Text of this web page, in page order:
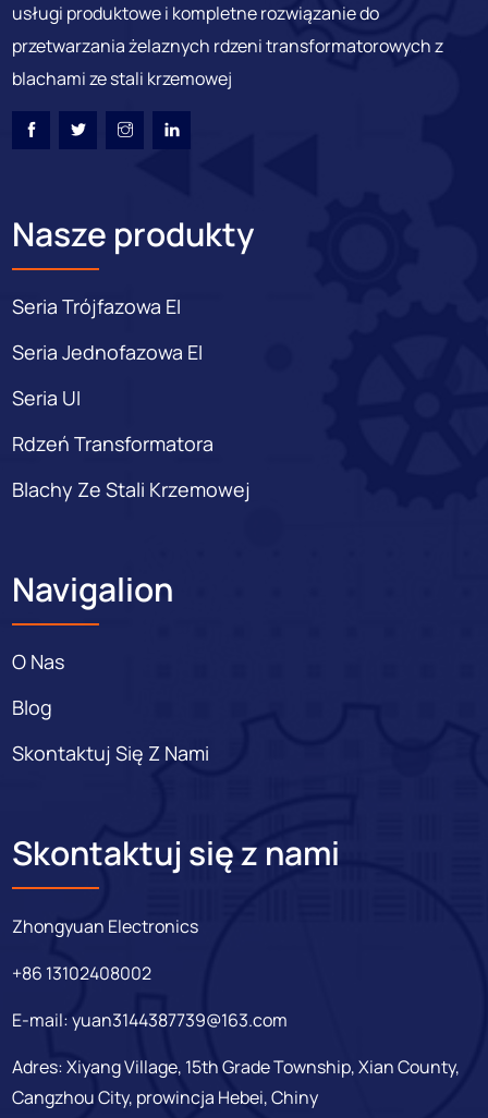
usługi produktowe i kompletne rozwiązanie do
przetwarzania żelaznych rdzeni transformatorowych z
blachami ze stali krzemowej
Nasze produkty
Seria Trójfazowa EI
Seria Jednofazowa EI
Seria UI
Rdzeń Transformatora
Blachy Ze Stali Krzemowej
Navigalion
O Nas
Blog
Skontaktuj Się Z Nami
Skontaktuj się z nami
Zhongyuan Electronics
+86 13102408002
E-mail:yuan3144387739@163.com
Adres: Xiyang Village, 15th Grade Township, Xian County,
Cangzhou City, prowincja Hebei, Chiny